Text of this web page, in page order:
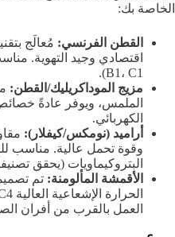
الخاصة بك:
القطن الفرنسي: مُعالَج
B1، C1).
مزيج الموداكريليك/القطن:
الملمس، ويوفر عادةً
الكهربائي.
أراميد (نومكس/كيفلار):
وقوة تحمل عالية. مناسب
البتروكيماويات (يحقق
الأقمشة المألومنة: تم
العمل بالقرب من أفران